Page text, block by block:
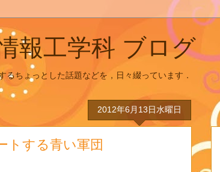
報工学科 ブログ
ちょっとした話題などを，日々綴っています．
2012年6月13日水曜日
トする青い軍団